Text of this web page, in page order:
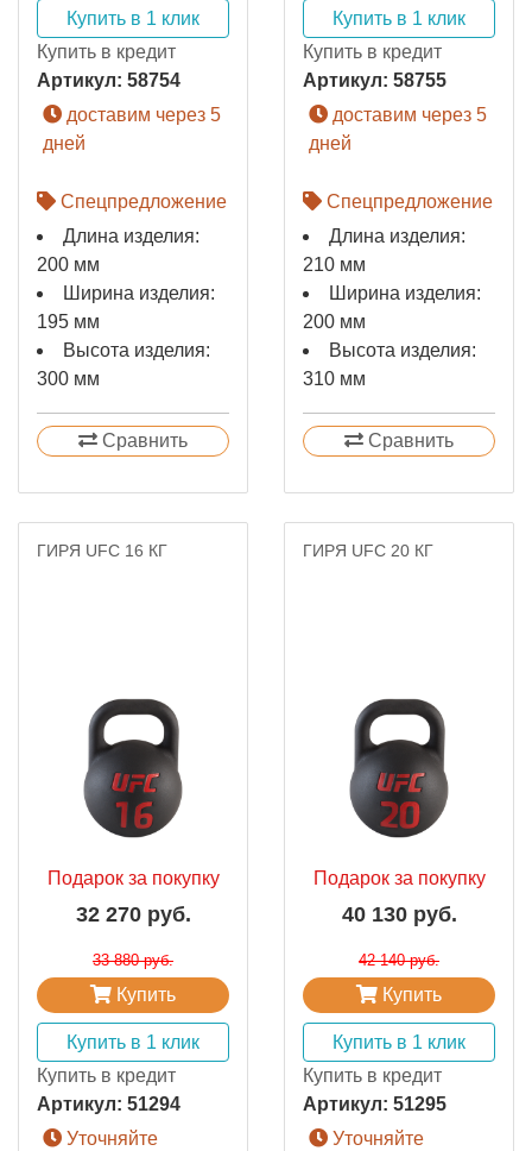
Купить в 1 клик
Купить в кредит
Артикул: 58754
доставим через 5
дней
Спецпредложение
Длина изделия:
200 мм
Ширина изделия:
195 мм
Высота изделия:
300 мм
Сравнить
Купить в 1 клик
Купить в кредит
Артикул: 58755
доставим через 5
дней
Спецпредложение
Длина изделия:
210 мм
Ширина изделия:
200 мм
Высота изделия:
310 мм
Сравнить
ГИРЯ UFC 16 КГ
Подарок за покупку
32 270 руб.
33 880 руб.
Купить
Купить в 1 клик
Купить в кредит
Артикул: 51294
Уточняйте
ГИРЯ UFC 20 КГ
Подарок за покупку
40 130 руб.
42 140 руб.
Купить
Купить в 1 клик
Купить в кредит
Артикул: 51295
Уточняйте